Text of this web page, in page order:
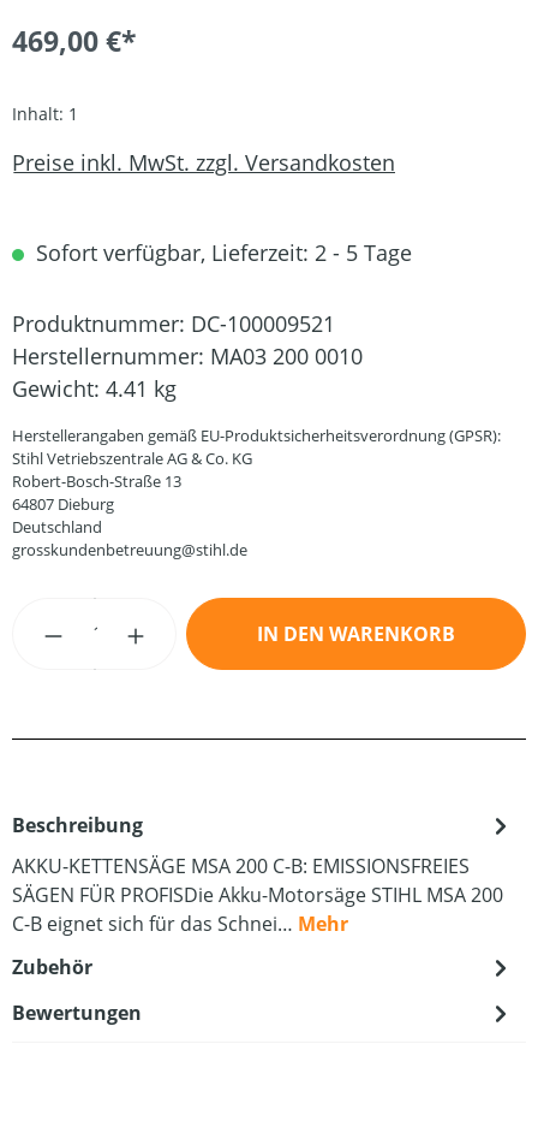
469,00 €*
Inhalt: 1
Preise inkl. MwSt. zzgl. Versandkosten
Sofort verfügbar, Lieferzeit: 2 - 5 Tage
Produktnummer: DC-100009521
Herstellernummer: MA03 200 0010
Gewicht: 4.41 kg
Herstellerangaben gemäß EU-Produktsicherheitsverordnung (GPSR):
Stihl Vetriebszentrale AG & Co. KG
Robert-Bosch-Straße 13
64807 Dieburg
Deutschland
grosskundenbetreuung@stihl.de
Produkt Anzahl: Gib den gewünschten
IN DEN WARENKORB
Beschreibung
AKKU-KETTENSÄGE MSA 200 C-B: EMISSIONSFREIES
SÄGEN FÜR PROFISDie Akku-Motorsäge STIHL MSA 200
C-B eignet sich für das Schnei… Mehr
Zubehör
Bewertungen